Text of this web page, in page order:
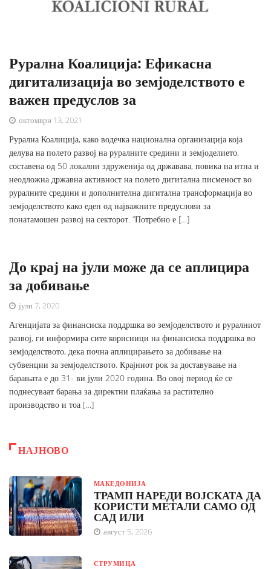
Рурална Коалиција: Ефикасна
дигитализација во земјоделството е
важен предуслов за
октомври 13, 2021
Рурална Коалиција, како водечка национална организација која
делува на полето развој на руралните средини и земјоделието,
составена од 50 локални здруженија од државава, повика на итна и
неодложна државна активност на полето дигитална писменост во
руралните средини и дополнителна дигитална трансформација во
земјоделството како еден од најважните предуслови за
понатамошен развој на секторот. “Потребно е […]
До крај на јули може да се аплицира
за добивање
јули 7, 2020
Агенцијата за финансиска поддршка во земјоделството и руралниот
развој, ги информира сите корисници на финансиска поддршка во
земјоделството, дека почна аплицирањето за добивање на
субвенции за земјоделството. Крајниот рок за доставување на
барањата е до 31- ви јули 2020 година. Во овој период ќе се
поднесуваат барања за директни плаќања за растително
производство и тоа […]
НАЈНОВО
МАКЕДОНИЈА
ТРАМП НАРЕДИ ВОЈСКАТА ДА
КОРИСТИ МЕТАЛИ САМО ОД
САД ИЛИ
август 5, 2026
СТРУМИЦА